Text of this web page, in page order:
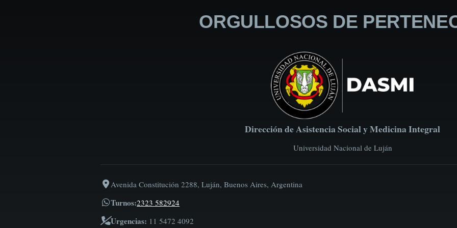
ORGULLOSOS DE
Dirección de Asistencia Social y Medicina Integral
Universidad Nacional de Luján
Avenida Constitución 2288, Luján, Buenos Aires, Argentina
Turnos:2323 582924
Urgencias: 11 5472 4092